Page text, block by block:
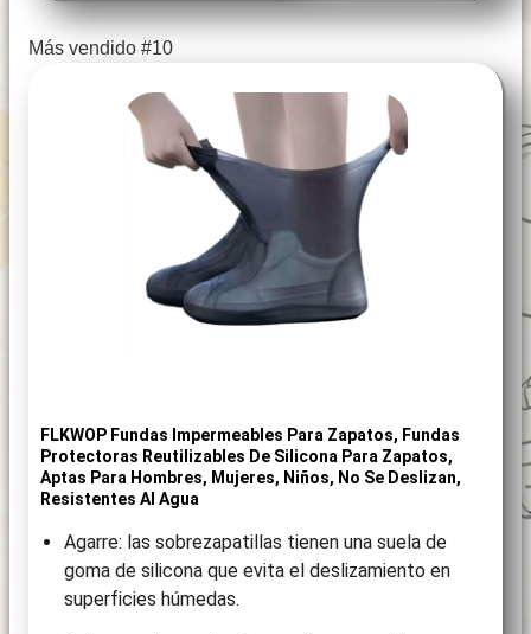
Más vendido #10
FLKWOP Fundas Impermeables Para Zapatos, Fundas
Protectoras Reutilizables De Silicona Para Zapatos,
Aptas Para Hombres, Mujeres, Niños, No Se Deslizan,
Resistentes Al Agua
Agarre: las sobrezapatillas tienen una suela de
goma de silicona que evita el deslizamiento en
superficies húmedas.